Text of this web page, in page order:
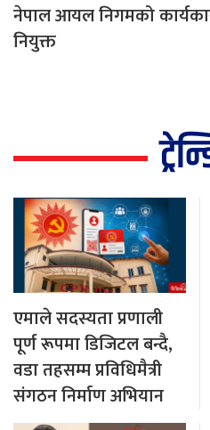
नेपाल आयल निगमको
नियुक्त
एमाले सदस्यता प्रणाली
पूर्ण रूपमा डिजिटल बन्दै,
वडा तहसम्म प्रविधिमैत्री
संगठन निर्माण अभियान